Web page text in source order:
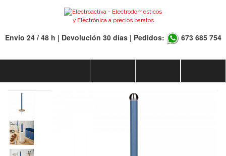
Envío 24 / 48 h | Devolución 30 días | Pedidos: 673 685 754